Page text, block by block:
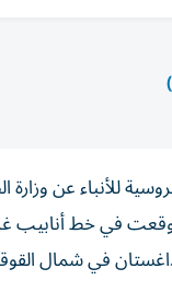
للأنباء عن وزارة
وقعت في خط أنابيب
في شمال